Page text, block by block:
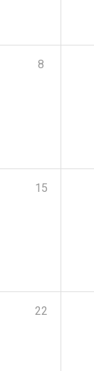
8
15
22